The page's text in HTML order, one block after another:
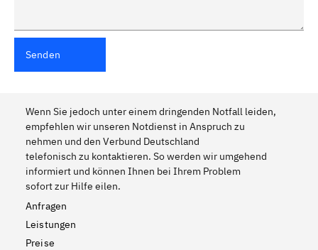
Senden
Wenn Sie jedoch unter einem dringenden Notfall leiden,
empfehlen wir unseren Notdienst in Anspruch zu
nehmen und den Verbund Deutschland
telefonisch zu kontaktieren. So werden wir umgehend
informiert und können Ihnen bei Ihrem Problem
sofort zur Hilfe eilen.
Anfragen
Leistungen
Preise